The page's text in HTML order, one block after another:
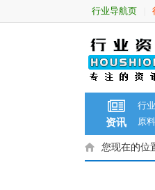
行业导航页
资讯
行
原
您现在的位